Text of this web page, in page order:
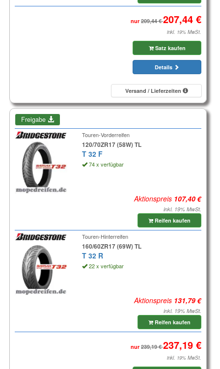
nur
inkl. 19% MwSt.
Satz kaufen
Details
Versand / Lieferzeiten
Freigabe
Touren-Vorderreifen
120/70ZR17 (58W) TL
T 32 F
74 x verfügbar
Aktionspreis
inkl. 19% MwSt.
Reifen kaufen
Touren-Hinterreifen
160/60ZR17 (69W) TL
T 32 R
22 x verfügbar
Aktionspreis
inkl. 19% MwSt.
Reifen kaufen
nur
inkl. 19% MwSt.